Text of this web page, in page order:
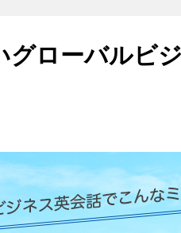
グローバルビ